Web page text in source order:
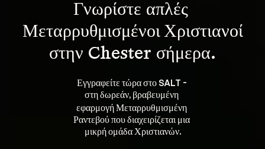
Γνωρίστε απλές
Μεταρρυθμισμένοι Χριστιανοί
στην Chester σήμερα.
Εγγραφείτε τώρα στο SALT -
στη δωρεάν, βραβευμένη
εφαρμογή Μεταρρυθμισμένη
Ραντεβού που διαχειρίζεται μια
μικρή ομάδα Χριστιανών.